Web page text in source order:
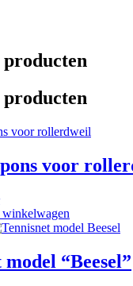
voor
winkelwagen
“Beesel”